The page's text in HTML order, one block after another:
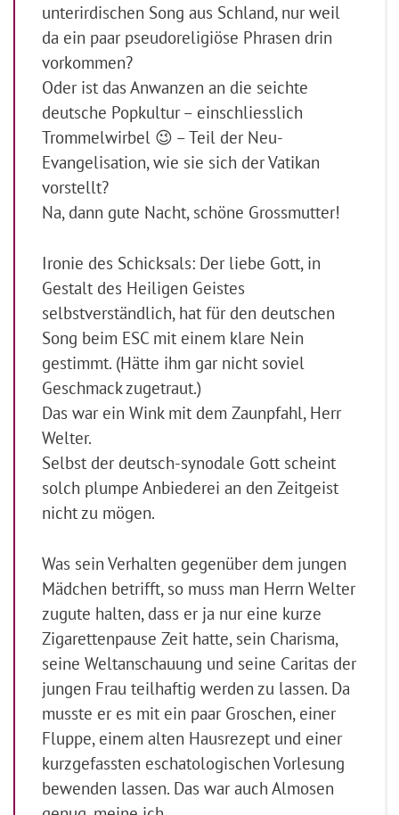
unterirdischen Song aus Schland, nur weil
da ein paar pseudoreligiöse Phrasen drin
vorkommen?
Oder ist das Anwanzen an die seichte
deutsche Popkultur – einschliesslich
Trommelwirbel 😉 – Teil der Neu-
Evangelisation, wie sie sich der Vatikan
vorstellt?
Na, dann gute Nacht, schöne Grossmutter!
Ironie des Schicksals: Der liebe Gott, in
Gestalt des Heiligen Geistes
selbstverständlich, hat für den deutschen
Song beim ESC mit einem klare Nein
gestimmt. (Hätte ihm gar nicht soviel
Geschmack zugetraut.)
Das war ein Wink mit dem Zaunpfahl, Herr
Welter.
Selbst der deutsch-synodale Gott scheint
solch plumpe Anbiederei an den Zeitgeist
nicht zu mögen.
Was sein Verhalten gegenüber dem jungen
Mädchen betrifft, so muss man Herrn Welter
zugute halten, dass er ja nur eine kurze
Zigarettenpause Zeit hatte, sein Charisma,
seine Weltanschauung und seine Caritas der
jungen Frau teilhaftig werden zu lassen. Da
musste er es mit ein paar Groschen, einer
Fluppe, einem alten Hausrezept und einer
kurzgefassten eschatologischen Vorlesung
bewenden lassen. Das war auch Almosen